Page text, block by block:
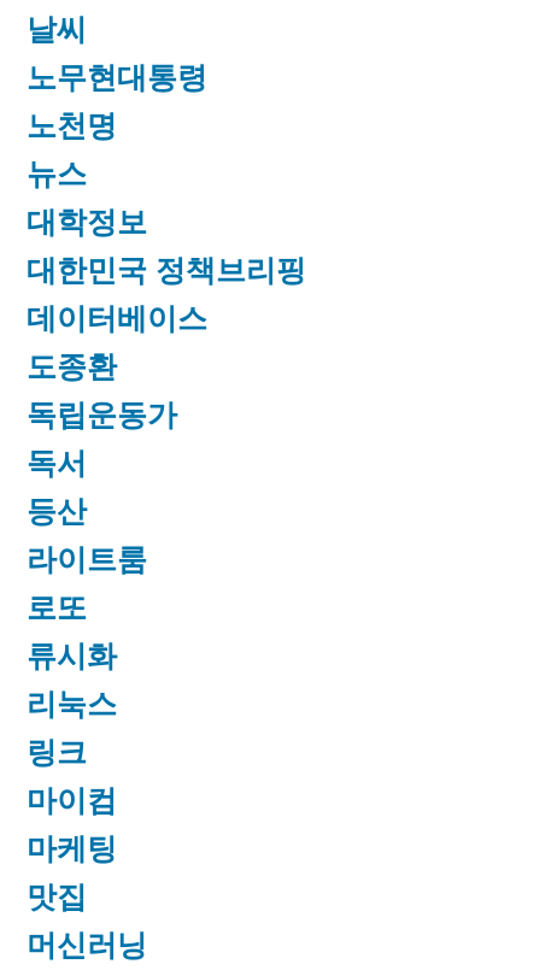
날씨
노무현대통령
노천명
뉴스
대학정보
대한민국 정책브리핑
데이터베이스
도종환
독립운동가
독서
등산
라이트룸
로또
류시화
리눅스
링크
마이컴
마케팅
맛집
머신러닝